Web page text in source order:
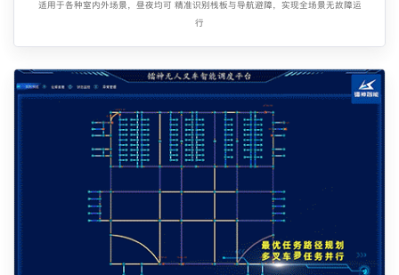
适用于各种室内外场景，昼夜均可 精准识别栈板与导航避障，实现全场景无故障运
行